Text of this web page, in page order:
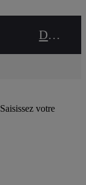
DEALER NAME
Saisissez votre